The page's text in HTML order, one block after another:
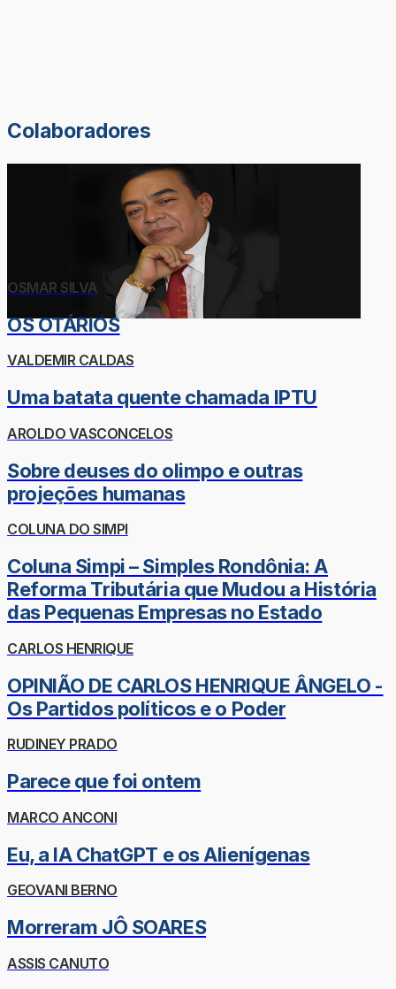
Colaboradores
OSMAR SILVA
OS OTÁRIOS
VALDEMIR CALDAS
Uma batata quente chamada IPTU
AROLDO VASCONCELOS
Sobre deuses do olimpo e outras
projeções humanas
COLUNA DO SIMPI
Coluna Simpi – Simples Rondônia: A
Reforma Tributária que Mudou a História
das Pequenas Empresas no Estado
CARLOS HENRIQUE
OPINIÃO DE CARLOS HENRIQUE ÂNGELO -
Os Partidos políticos e o Poder
RUDINEY PRADO
Parece que foi ontem
MARCO ANCONI
Eu, a IA ChatGPT e os Alienígenas
GEOVANI BERNO
Morreram JÔ SOARES
ASSIS CANUTO